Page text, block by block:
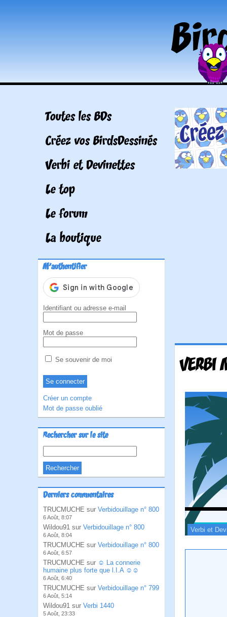
Toutes les BDs
Créez vos BirdsDessinés
Verbi et Devinettes
Le top
Le forum
La boutique
M'authentifier
Identifiant ou adresse e-mail
Mot de passe
Se souvenir de moi
Créer un compte
Mot de passe oublié
Rechercher sur le site
Derniers commentaires
TRUCMUCHE sur Verbidouillage n° 800
6 Août, 8:07
Wildou91 sur Verbidouillage n° 800
6 Août, 8:04
TRUCMUCHE sur Verbidouillage n° 800
6 Août, 6:57
TRUCMUCHE sur ☺ La connerie
humaine plus forte que l.I.A ☺☺
6 Août, 6:40
TRUCMUCHE sur Verbidouillage n° 799
6 Août, 5:14
Wildou91 sur Verbi 1440
5 Août, 23:33
VERBI
Verbi et